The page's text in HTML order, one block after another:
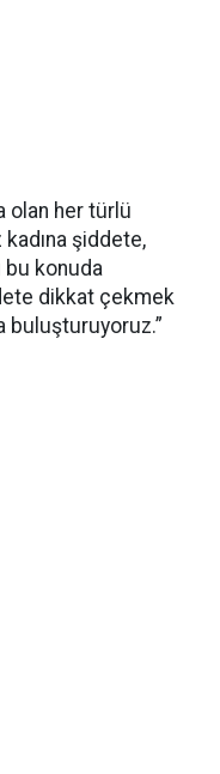
olan her türlü
kadına şiddete,
konuda
dikkat çekmek
buluşturuyoruz.”